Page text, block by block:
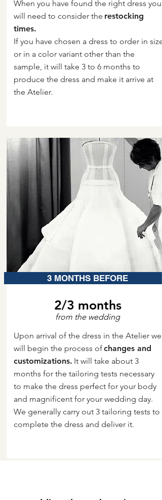
When you have found the right dress you
will need to consider the restocking
times.
If you have chosen a dress to order in size
or in a color variant other than the
sample, it will take 3 to 6 months to
produce the dress and make it arrive at
the Atelier.
3 MONTHS BEFORE
2/3 months
from the wedding
Upon arrival of the dress in the Atelier we
will begin the process ofchanges and
customizations. It will take about 3
months for the tailoring tests necessary
to make the dress perfect for your body
and magnificent for your wedding day.
We generally carry out 3 tailoring tests to
complete the dress and deliver it.